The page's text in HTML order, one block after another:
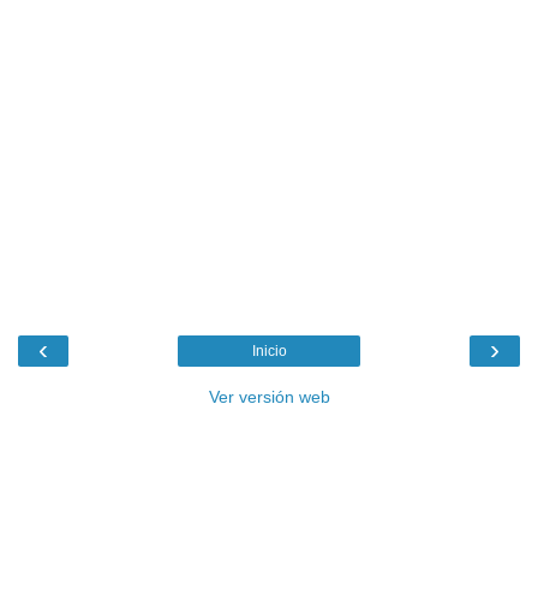
‹ ›
Inicio
Ver versión web